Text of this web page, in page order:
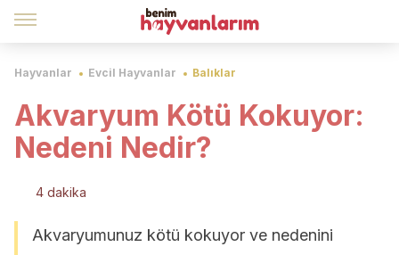
Hayvanlar Evcil Hayvanlar Balıklar
Akvaryum Kötü Kokuyor:
Nedeni Nedir?
4 dakika
Akvaryumunuz kötü kokuyor ve nedenini